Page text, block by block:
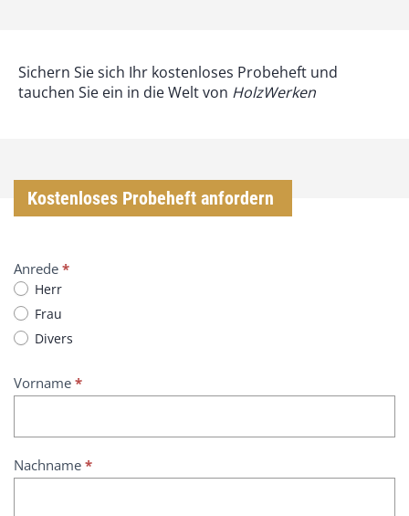
Sichern Sie sich Ihr kostenloses Probeheft und
tauchen Sie ein in die Welt von HolzWerken
Kostenloses Probeheft anfordern
L
a
n
d
l
s
o
Anrede *
Herr
Frau
Divers
Vorname *
Nachname *